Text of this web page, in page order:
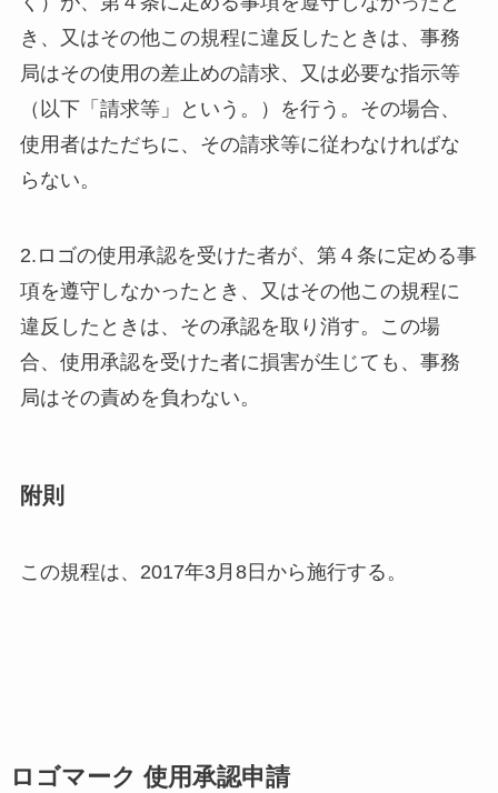
き、又はその他この規程に違反したときは、事務
局はその使用の差止めの請求、又は必要な指示等
（以下「請求等」という。）を行う。その場合、
使用者はただちに、その請求等に従わなければな
らない。
2.ロゴの使用承認を受けた者が、第４条に定める事
項を遵守しなかったとき、又はその他この規程に
違反したときは、その承認を取り消す。この場
合、使用承認を受けた者に損害が生じても、事務
局はその責めを負わない。
附則
この規程は、2017年3月8日から施行する。
ロゴマーク 使用承認申請